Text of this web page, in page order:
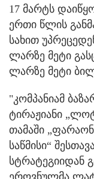
17 მარტს
ერთი წლის
სახით
ლარზე მეტი
ლარზე მეტი
"კომპანიამ
ტირაჟიანი
თამაში
საწმისი“
სტრატეგიიდან
ეროვნულმა